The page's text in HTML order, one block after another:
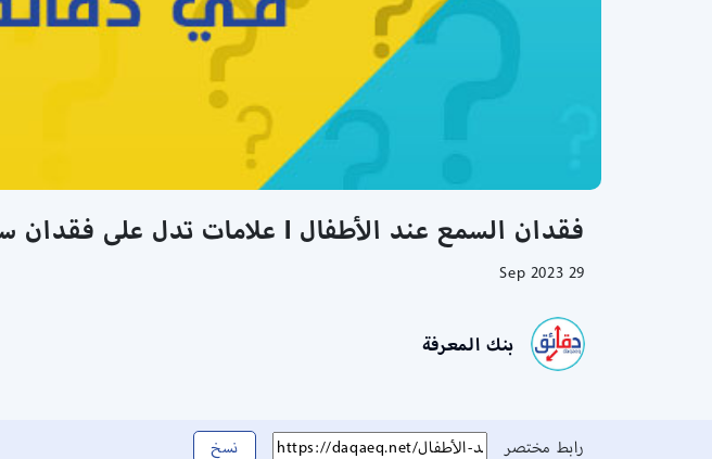
فقدان السمع عند الأطفال l علامات تدل على فقدان سمع طفلك l علاج ضعف السمع عند الاطفال
29 Sep 2023
بنك المعرفة
رابط مختصر نسخ